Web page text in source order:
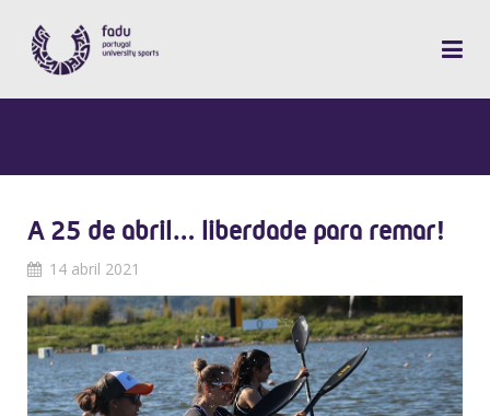
A 25 de abril… liberdade para remar!
14 abril 2021